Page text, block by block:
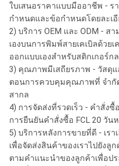
ใบเสนอราคาแบบมืออาชีพ - ร
กำหนดและข้อกำหนดโดยละเ
2) บริการ OEM และ ODM -
เองบนการพิมพ์สายเคเบิลด้วย
ออกแบบเองสำหรับสติกเกอร์ก
3) คุณภาพมีเสถียรภาพ - วัส
ตอนการควบคุมคุณภาพที่ จำกั
สากล
4) การจัดส่งที่รวดเร็ว - คำสั่งซื้
การยืนยันคำสั่งซื้อ FCL 20 วัน
5) บริการหลังการขายที่ดี - เรา
เพื่อจัดส่งสินค้าของเราไปยังลู
ตามคำแนะนำของลูกค้าเพื่อป